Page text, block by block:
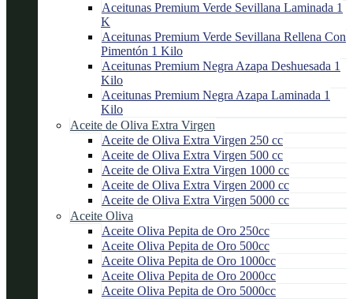
Aceitunas Premium Verde Sevillana Laminada 1
K
Aceitunas Premium Verde Sevillana Rellena Con
Pimentón 1 Kilo
Aceitunas Premium Negra Azapa Deshuesada 1
Kilo
Aceitunas Premium Negra Azapa Laminada 1
Kilo
Aceite de Oliva Extra Virgen
Aceite de Oliva Extra Virgen 250 cc
Aceite de Oliva Extra Virgen 500 cc
Aceite de Oliva Extra Virgen 1000 cc
Aceite de Oliva Extra Virgen 2000 cc
Aceite de Oliva Extra Virgen 5000 cc
Aceite Oliva
Aceite Oliva Pepita de Oro 250cc
Aceite Oliva Pepita de Oro 500cc
Aceite Oliva Pepita de Oro 1000cc
Aceite Oliva Pepita de Oro 2000cc
Aceite Oliva Pepita de Oro 5000cc